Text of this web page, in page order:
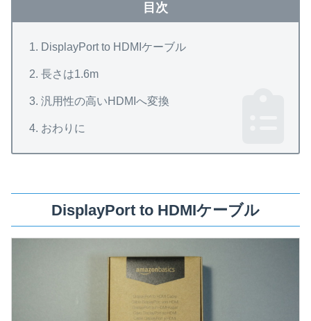
目次
DisplayPort to HDMIケーブル
長さは1.6m
汎用性の高いHDMIへ変換
おわりに
DisplayPort to HDMIケーブル